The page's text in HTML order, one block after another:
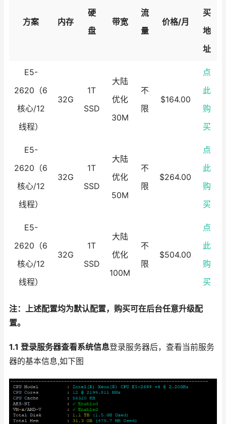
方案 内存
硬
盘
带宽
流
量
价格/月
买
地
址
E5-
2620（6
核心/12
线程）
32G
1T
SSD
大陆
优化
30M
不
限
$164.00
点
此
购
买
E5-
2620（6
核心/12
线程）
32G
1T
SSD
大陆
优化
50M
不
限
$264.00
点
此
购
买
E5-
2620（6
核心/12
线程）
32G
1T
SSD
大陆
优化
100M
不
限
$504.00
点
此
购
买
注：上述配置均为默认配置，购买可在后台任意升级配
置。
1.1 登录服务器查看系统信息登录服务器后，查看当前服务
器的基本信息,如下图